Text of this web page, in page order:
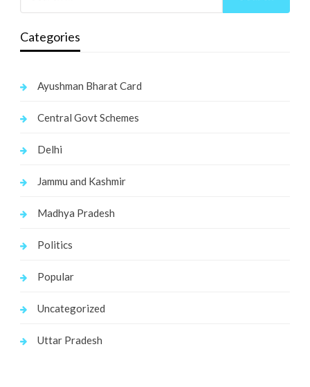
Categories
Ayushman Bharat Card
Central Govt Schemes
Delhi
Jammu and Kashmir
Madhya Pradesh
Politics
Popular
Uncategorized
Uttar Pradesh